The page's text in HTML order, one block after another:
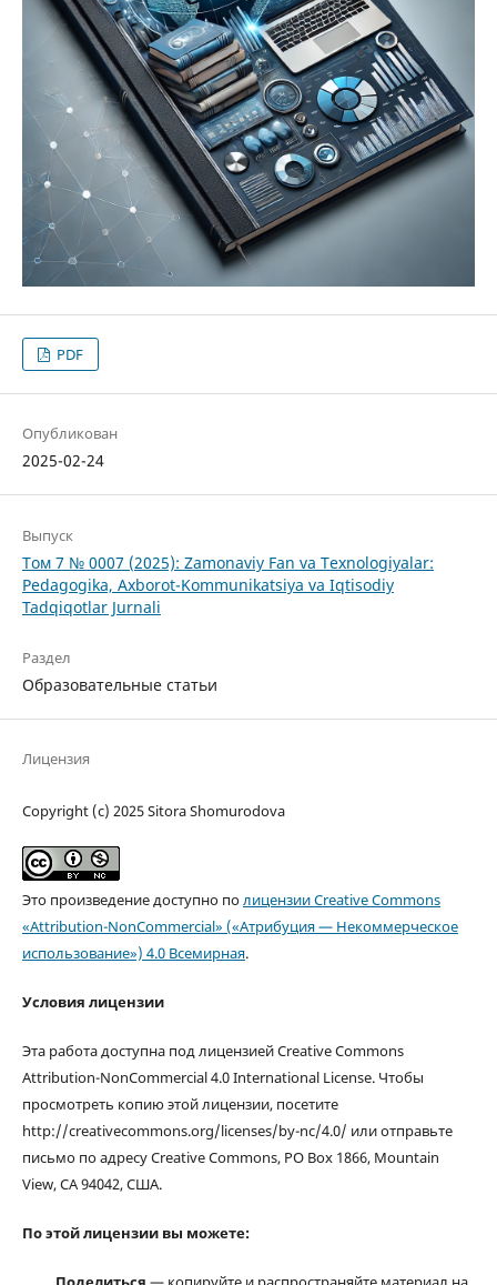
PDF
Опубликован
2025-02-24
Выпуск
Том 7 № 0007 (2025): Zamonaviy Fan va Texnologiyalar:
Pedagogika, Axborot-Kommunikatsiya va Iqtisodiy
Tadqiqotlar Jurnali
Раздел
Образовательные статьи
Лицензия
Copyright (c) 2025 Sitora Shomurodova
Это произведение доступно по лицензии Creative Commons
«Attribution-NonCommercial» («Атрибуция — Некоммерческое
использование») 4.0 Всемирная.
Условия лицензии
Эта работа доступна под лицензией Creative Commons
Attribution-NonCommercial 4.0 International License. Чтобы
просмотреть копию этой лицензии, посетите
http://creativecommons.org/licenses/by-nc/4.0/ или отправьте
письмо по адресу Creative Commons, PO Box 1866, Mountain
View, CA 94042, США.
По этой лицензии вы можете: